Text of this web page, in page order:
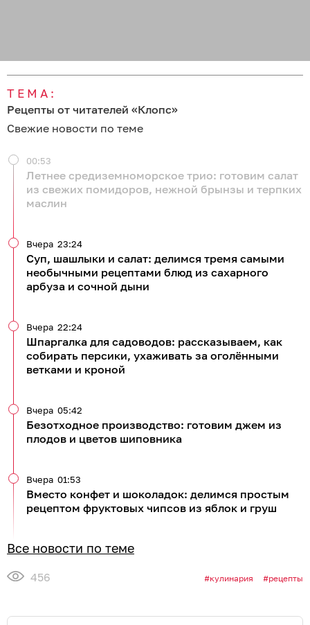
ТЕМА:
Рецепты от читателей «Клопс»
Свежие новости по теме
Летнее средиземноморское трио: готовим салат
из свежих помидоров, нежной брынзы и терпких
маслин
00:53
Суп, шашлыки и салат: делимся тремя самыми
необычными рецептами блюд из сахарного
арбуза и сочной дыни
Вчера 23:24
Шпаргалка для садоводов: рассказываем, как
собирать персики, ухаживать за оголёнными
ветками и кроной
Вчера 22:24
Безотходное производство: готовим джем из
плодов и цветов шиповника
Вчера 05:42
Вместо конфет и шоколадок: делимся простым
рецептом фруктовых чипсов из яблок и груш
Вчера 01:53
Все новости по теме
456 кулинария рецепты